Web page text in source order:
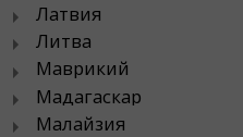
Латвия
Литва
Маврикий
Мадагаскар
Малайзия